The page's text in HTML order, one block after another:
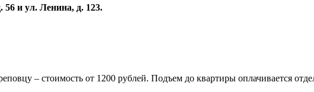
56 и ул. Ленина, д. 123.
– стоимость от 1200 рублей. Подъем до квартиры оплачивается